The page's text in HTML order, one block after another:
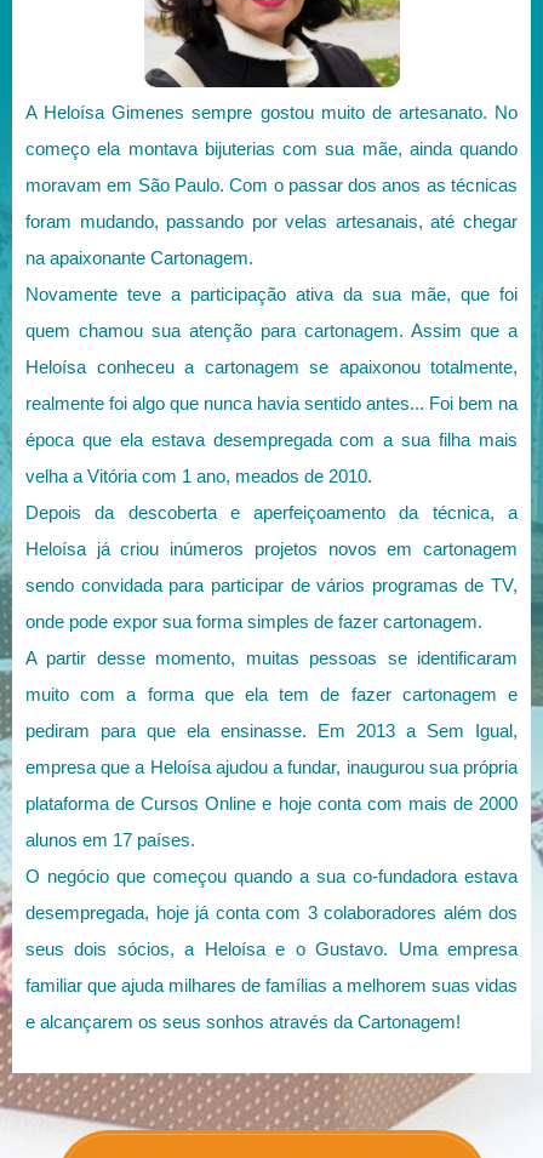
A Heloísa Gimenes sempre gostou muito de artesanato. No
começo ela montava bijuterias com sua mãe, ainda quando
moravam em São Paulo. Com o passar dos anos as técnicas
foram mudando, passando por velas artesanais, até chegar
na apaixonante Cartonagem.
Novamente teve a participação ativa da sua mãe, que foi
quem chamou sua atenção para cartonagem. Assim que a
Heloísa conheceu a cartonagem se apaixonou totalmente,
realmente foi algo que nunca havia sentido antes... Foi bem na
época que ela estava desempregada com a sua filha mais
velha a Vitória com 1 ano, meados de 2010.
Depois da descoberta e aperfeiçoamento da técnica, a
Heloísa já criou inúmeros projetos novos em cartonagem
sendo convidada para participar de vários programas de TV,
onde pode expor sua forma simples de fazer cartonagem.
A partir desse momento, muitas pessoas se identificaram
muito com a forma que ela tem de fazer cartonagem e
pediram para que ela ensinasse. Em 2013 a Sem Igual,
empresa que a Heloísa ajudou a fundar, inaugurou sua própria
plataforma de Cursos Online e hoje conta com mais de 2000
alunos em 17 países.
O negócio que começou quando a sua co-fundadora estava
desempregada, hoje já conta com 3 colaboradores além dos
seus dois sócios, a Heloísa e o Gustavo. Uma empresa
familiar que ajuda milhares de famílias a melhorem suas vidas
e alcançarem os seus sonhos através da Cartonagem!